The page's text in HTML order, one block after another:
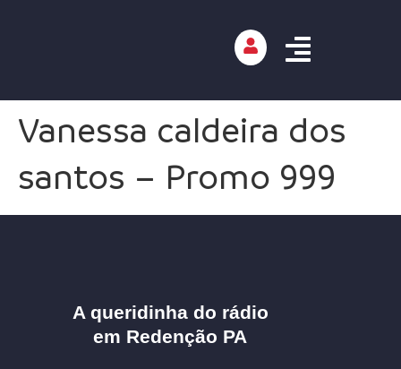
Vanessa caldeira dos
santos – Promo 999
A queridinha do rádio
em Redenção PA